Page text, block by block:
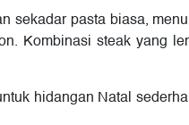
sekadar pasta biasa,
Kombinasi steak yang
hidangan Natal